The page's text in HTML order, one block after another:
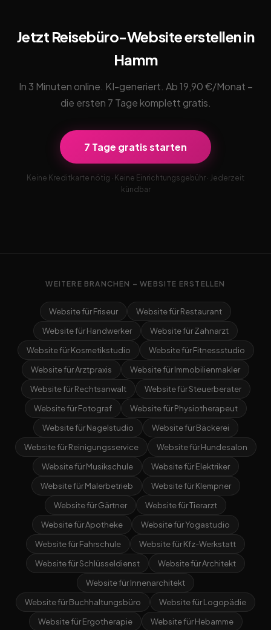
Jetzt Reisebüro-Website erstellen in
Hamm
In 3 Minuten online. KI-generiert. Ab 19,90 €/Monat –
die ersten 7 Tage komplett gratis.
7 Tage gratis starten
Keine Kreditkarte nötig · Keine Einrichtungsgebühr · Jederzeit
kündbar
WEITERE BRANCHEN – WEBSITE ERSTELLEN
Website für Friseur
Website für Restaurant
Website für Handwerker
Website für Zahnarzt
Website für Kosmetikstudio
Website für Fitnessstudio
Website für Arztpraxis
Website für Immobilienmakler
Website für Rechtsanwalt
Website für Steuerberater
Website für Fotograf
Website für Physiotherapeut
Website für Nagelstudio
Website für Bäckerei
Website für Reinigungsservice
Website für Hundesalon
Website für Musikschule
Website für Elektriker
Website für Malerbetrieb
Website für Klempner
Website für Gärtner
Website für Tierarzt
Website für Apotheke
Website für Yogastudio
Website für Fahrschule
Website für Kfz-Werkstatt
Website für Schlüsseldienst
Website für Architekt
Website für Innenarchitekt
Website für Buchhaltungsbüro
Website für Logopädie
Website für Ergotherapie
Website für Hebamme